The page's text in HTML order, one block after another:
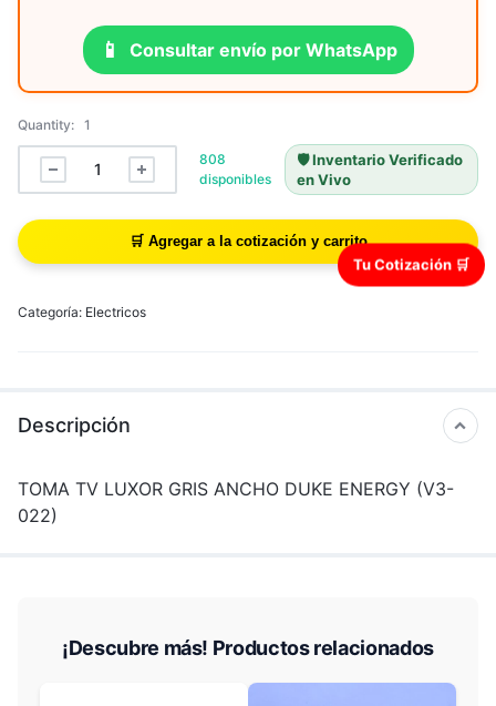
📱 Consultar envío por WhatsApp
Quantity: 1
808
disponibles
🛡️ Inventario Verificado
en Vivo
Categoría: Electricos
Descripción
TOMA TV LUXOR GRIS ANCHO DUKE ENERGY (V3-
022)
¡Descubre más! Productos relacionados
Tu Cotización 🛒